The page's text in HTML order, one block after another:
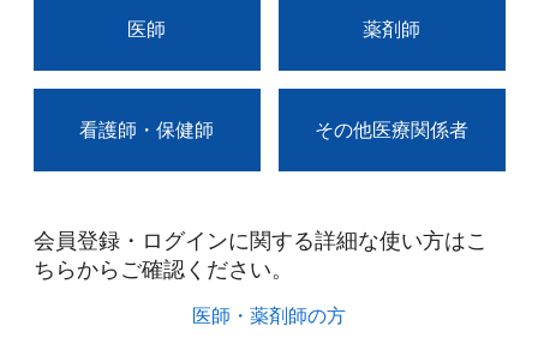
医師 薬剤師
看護師・保健師 その他医療関係者
会員登録・ログインに関する詳細な使い方はこ
ちらからご確認ください。​
医師・薬剤師の方​